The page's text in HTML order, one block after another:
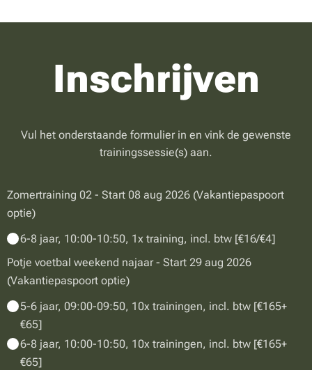
Inschrijven
Vul het onderstaande formulier in en vink de gewenste
trainingssessie(s) aan.
Zomertraining 02 - Start 08 aug 2026 (Vakantiepaspoort
optie)
6-8 jaar, 10:00-10:50, 1x training, incl. btw [€16/€4]
Potje voetbal weekend najaar - Start 29 aug 2026
(Vakantiepaspoort optie)
5-6 jaar, 09:00-09:50, 10x trainingen, incl. btw [€165+
€65]
6-8 jaar, 10:00-10:50, 10x trainingen, incl. btw [€165+
€65]